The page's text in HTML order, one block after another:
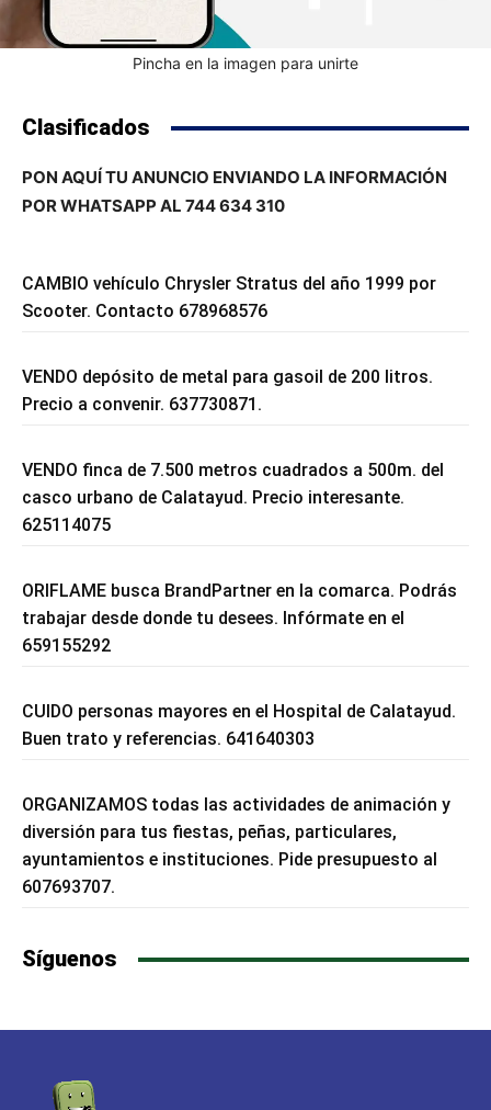
Pincha en la imagen para unirte
Clasificados
PON AQUÍ TU ANUNCIO ENVIANDO LA INFORMACIÓN
POR WHATSAPP AL 744 634 310
CAMBIO vehículo Chrysler Stratus del año 1999 por
Scooter. Contacto 678968576
VENDO depósito de metal para gasoil de 200 litros.
Precio a convenir. 637730871.
VENDO finca de 7.500 metros cuadrados a 500m. del
casco urbano de Calatayud. Precio interesante.
625114075
ORIFLAME busca BrandPartner en la comarca. Podrás
trabajar desde donde tu desees. Infórmate en el
659155292
CUIDO personas mayores en el Hospital de Calatayud.
Buen trato y referencias. 641640303
ORGANIZAMOS todas las actividades de animación y
diversión para tus fiestas, peñas, particulares,
ayuntamientos e instituciones. Pide presupuesto al
607693707.
Síguenos